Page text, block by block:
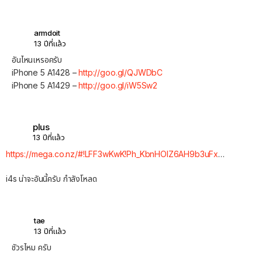
armdoit
13 ปีที่แล้ว
อันไหนเหรอครับ
iPhone 5 A1428 –http://goo.gl/QJWDbC
iPhone 5 A1429 –http://goo.gl/iW5Sw2
plus
13 ปีที่แล้ว
https://mega.co.nz/#!LFF3wKwK!Ph_KbnHOlZ6AH9b3uFx…
i4s น่าจะอันนี้ครับ กำลังโหลด
tae
13 ปีที่แล้ว
ชัวรไหม ครับ